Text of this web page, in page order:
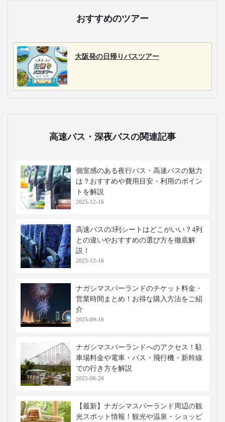
おすすめのツアー
大阪発の日帰りバスツアー
高速バス・深夜バスの関連記事
個室感のある夜行バス・高速バスの魅力
は？おすすめや費用目安・利用のポイン
トを解説
2025-12-16
高速バスの3列シートはどこがいい？4列
との違いやおすすめの選び方を徹底解
説！
2025-12-16
ナガシマスパーランドのチケット料金・
営業時間まとめ！お得な購入方法をご紹
介
2025-09-16
ナガシマスパーランドへのアクセス！駐
車場料金や電車・バス・飛行機・新幹線
での行き方を解説
2025-06-26
【最新】ナガシマスパーランド周辺の観
光スポット情報！観光や温泉・ショッピ